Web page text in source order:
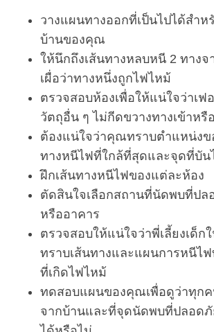
วางแผนทางออกที่เป็นไปได้สำ
บ้านของคุณ
ให้นึกถึงเส้นทางหลบหนี 2 ทางจ
เผื่อว่าทางหนึ่งถูกไฟไหม้
ตรวจสอบห้องเพื่อให้แน่ใจว่าเฟ
วัตถุอื่น ๆ ไม่กีดขวางทางเข้าหรื
ต้องแน่ใจว่าคุณทราบตำแหน่งข
ทางหนีไฟที่ใกล้ที่สุดและจุดที่บั
ฝึกเส้นทางหนีไฟของแต่ละห้อง
ตัดสินใจเลือกสถานที่นัดพบที่ปล
หรืออาคาร
ตรวจสอบให้แน่ใจว่าพี่เลี้ยงเด็
ทราบเส้นทางและแผนการหนีไ
ที่เกิดไฟไหม้
ทดสอบแผนของคุณเพื่อดูว่าทุก
จากบ้านและที่จุดนัดพบที่ปลอด